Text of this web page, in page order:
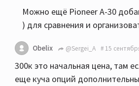
Можно ещё Pioneer A-30
) для сравнения и
Obelix @Sergei_A 15
300к это начальная цена, там
еще куча опций